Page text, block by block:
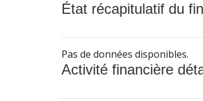
État récapitulatif du
Pas de données disponibles.
Activité financière